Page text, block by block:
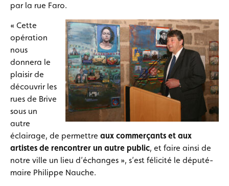
par la rue Faro.
« Cette
opération
nous
donnera le
plaisir de
découvrir les
rues de Brive
sous un
autre
éclairage, de permettre aux commerçants et aux
artistes de rencontrer un autre public, et faire ainsi de
notre ville un lieu d’échanges », s’est félicité le député-
maire Philippe Nauche.